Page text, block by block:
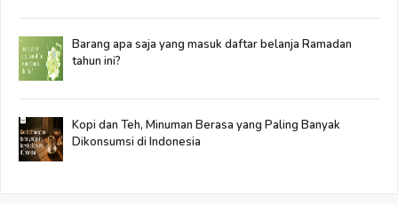
Barang apa saja yang masuk daftar belanja Ramadan
tahun ini?
Kopi dan Teh, Minuman Berasa yang Paling Banyak
Dikonsumsi di Indonesia